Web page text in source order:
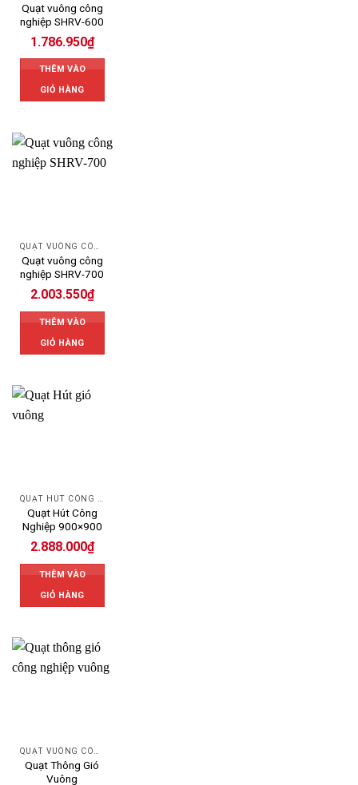
Quạt vuông công
nghiệp SHRV-600
1.786.950₫
THÊM VÀO
GIỎ HÀNG
Quạt vuông công
nghiệp SHRV-700
2.003.550₫
THÊM VÀO
GIỎ HÀNG
Quạt Hút Công
Nghiệp 900×900
2.888.000₫
THÊM VÀO
GIỎ HÀNG
Quạt Thông Gió
Vuông